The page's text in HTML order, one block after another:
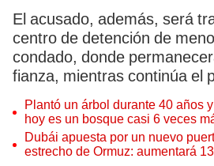
El acusado, además, será
centro de detención de
condado, donde
fianza, mientras continúa el
Plantó un árbol durante 40 años
hoy es un bosque casi 6 veces
Parque de las Leyendas
Dubái apuesta por un nuevo
estrecho de Ormuz: aumentará